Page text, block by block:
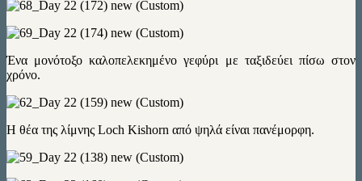
Ένα μονότοξο καλοπελεκημένο γεφύρι με ταξιδεύει πίσω στον
χρόνο.
Η θέα της λίμνης Loch Kishorn από ψηλά είναι πανέμορφη.